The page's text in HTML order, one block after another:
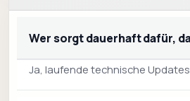
Wer sorgt dauerhaft dafür,
Ja, laufende technische